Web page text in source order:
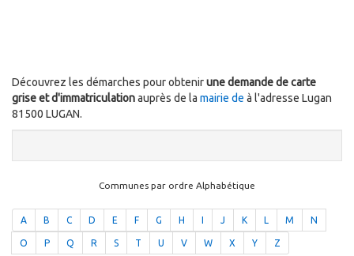
Découvrez les démarches pour obtenirune demande de carte
grise et d'immatriculationauprès de la mairie de à l'adresse Lugan
81500 LUGAN.
Communes par ordre Alphabétique
A B C D E F G H J K L M N
O P Q R S T U V W X Y Z